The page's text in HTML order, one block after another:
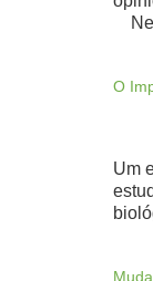
O
Um